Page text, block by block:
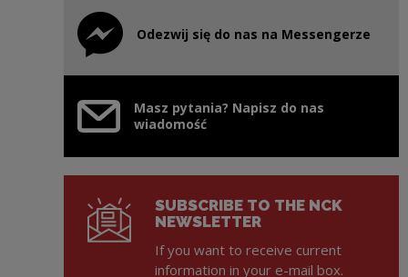
Odezwij się do nas na Messengerze
Note, the link will open in a new window
Masz pytania? Napisz do nas
wiadomość
SUBSCRIBE TO THE NCK
NEWSLETTER
If you want to receive current
information in your e-mail box.